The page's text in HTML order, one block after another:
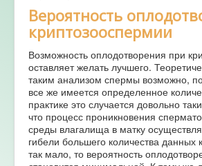
Вероятность
криптозооспермии
Возможность оплодотворения при
оставляет желать лучшего.
таким анализом спермы возможно,
все же имеется определенное
практике это случается довольно
что процесс проникновения
среды влагалища в матку
гибели большего количества данных
так мало, то вероятность